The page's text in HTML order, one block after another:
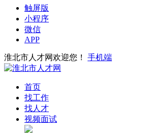
触屏版
小程序
微信
APP
淮北市人才网欢迎您！ 手机端
首页
找工作
找人才
视频面试